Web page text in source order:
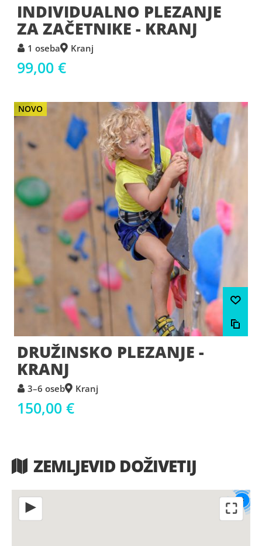
INDIVIDUALNO PLEZANJE
ZA ZAČETNIKE - KRANJ
1 oseba Kranj
99,00 €
NOVO
DRUŽINSKO PLEZANJE -
KRANJ
3–6 oseb Kranj
150,00 €
ZEMLJEVID DOŽIVETIJ
⛶ 4
◀